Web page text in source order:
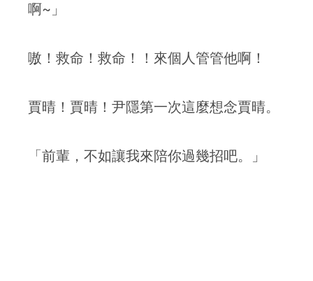
啊~」
嗷！救命！救命！！來個人管管他啊！
賈晴！賈晴！尹隱第一次這麼想念賈晴。
「前輩，不如讓我來陪你過幾招吧。」